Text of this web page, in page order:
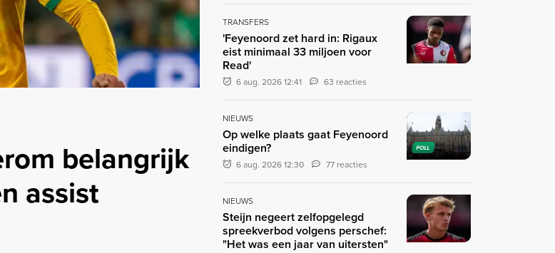
belangrijk
assist
TRANSFERS
'Feyenoord zet hard in: Rigaux
eist minimaal 33 miljoen voor
Read'
6 aug. 2026 12:41 63 reacties
POLL
NIEUWS
Op welke plaats gaat Feyenoord
eindigen?
6 aug. 2026 12:30 77 reacties
NIEUWS
Steijn negeert zelfopgelegd
spreekverbod volgens perschef:
"Het was een jaar van uitersten"